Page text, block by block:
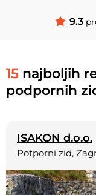
9.3
15 najboljih
podpornih
ISAKON d.o.o.
Potporni zid,